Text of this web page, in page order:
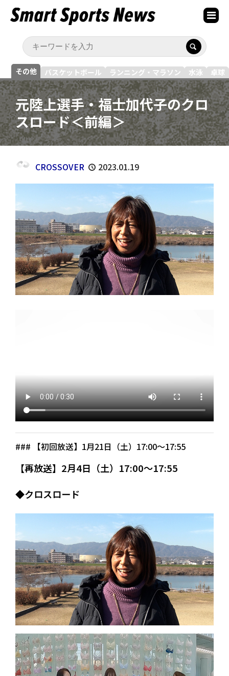
その他 バスケットボール ランニング・マラソン 水泳 卓球
元陸上選手・福士加代子のクロ
スロード＜前編＞
CROSSOVER 2023.01.19
### 【初回放送】1月21日（土）17:00～17:55
【再放送】2月4日（土）17:00～17:55
◆クロスロード